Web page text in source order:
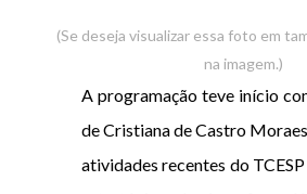
(Se deseja visualizar essa foto em
na imagem.)
A programação teve início
de Cristiana de Castro
atividades recentes do